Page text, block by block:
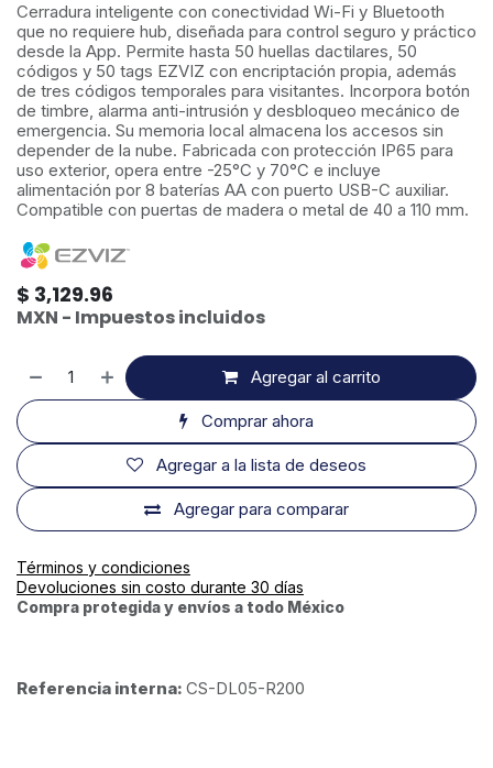
Cerradura inteligente con conectividad Wi-Fi y Bluetooth
que no requiere hub, diseñada para control seguro y práctico
desde la App. Permite hasta 50 huellas dactilares, 50
códigos y 50 tags EZVIZ con encriptación propia, además
de tres códigos temporales para visitantes. Incorpora botón
de timbre, alarma anti-intrusión y desbloqueo mecánico de
emergencia. Su memoria local almacena los accesos sin
depender de la nube. Fabricada con protección IP65 para
uso exterior, opera entre -25°C y 70°C e incluye
alimentación por 8 baterías AA con puerto USB-C auxiliar.
Compatible con puertas de madera o metal de 40 a 110 mm.
$ 3,129.96
MXN - Impuestos incluidos
Agregar al carrito
Comprar ahora
Agregar para comparar
Agregar a la lista de deseos
Términos y condiciones
Devoluciones sin costo durante 30 días
Compra protegida y envíos a todo México
Referencia interna: CS-DL05-R200